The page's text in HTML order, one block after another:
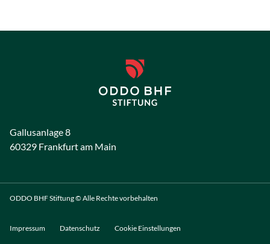
Gallusanlage 8
60329 Frankfurt am Main
ODDO BHF Stiftung © Alle Rechte vorbehalten
Impressum Datenschutz Cookie Einstellungen